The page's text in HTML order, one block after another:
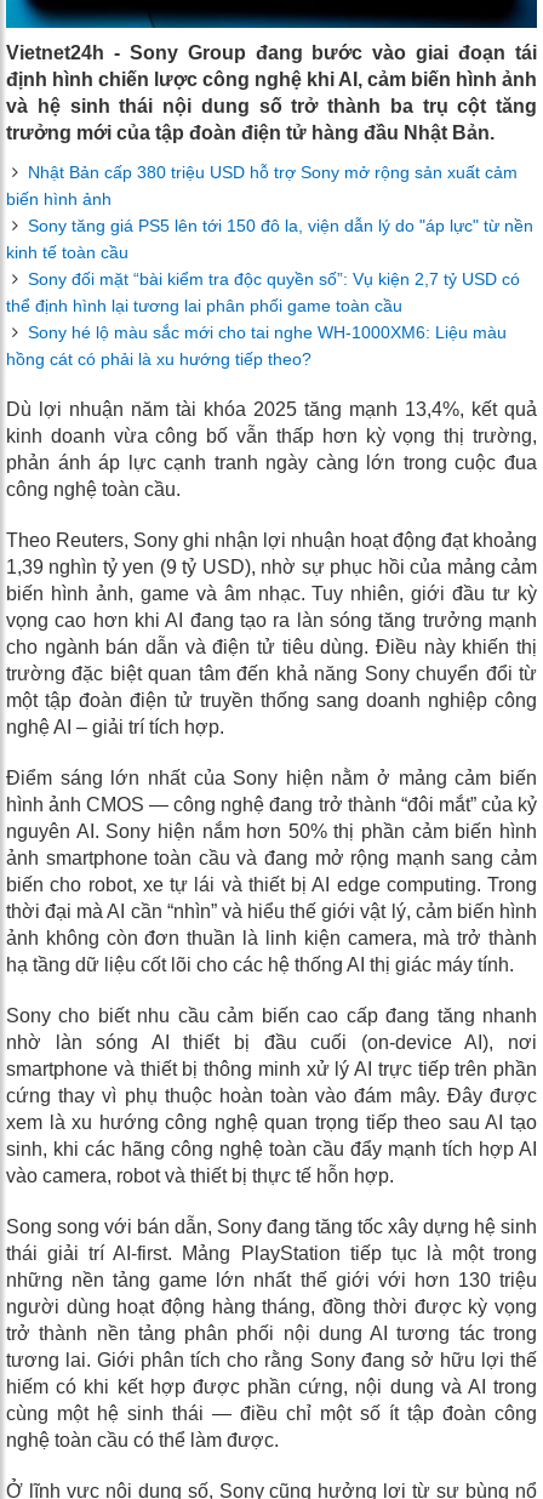
Vietnet24h - Sony Group đang bước vào giai đoạn tái
định hình chiến lược công nghệ khi AI, cảm biến hình ảnh
và hệ sinh thái nội dung số trở thành ba trụ cột tăng
trưởng mới của tập đoàn điện tử hàng đầu Nhật Bản.
Nhật Bản cấp 380 triệu USD hỗ trợ Sony mở rộng sản xuất cảm
biến hình ảnh
Sony tăng giá PS5 lên tới 150 đô la, viện dẫn lý do "áp lực" từ nền
kinh tế toàn cầu
Sony đối mặt “bài kiểm tra độc quyền số”: Vụ kiện 2,7 tỷ USD có
thể định hình lại tương lai phân phối game toàn cầu
Sony hé lộ màu sắc mới cho tai nghe WH-1000XM6: Liệu màu
hồng cát có phải là xu hướng tiếp theo?
Dù lợi nhuận năm tài khóa 2025 tăng mạnh 13,4%, kết quả
kinh doanh vừa công bố vẫn thấp hơn kỳ vọng thị trường,
phản ánh áp lực cạnh tranh ngày càng lớn trong cuộc đua
công nghệ toàn cầu.
Theo Reuters, Sony ghi nhận lợi nhuận hoạt động đạt khoảng
1,39 nghìn tỷ yen (9 tỷ USD), nhờ sự phục hồi của mảng cảm
biến hình ảnh, game và âm nhạc. Tuy nhiên, giới đầu tư kỳ
vọng cao hơn khi AI đang tạo ra làn sóng tăng trưởng mạnh
cho ngành bán dẫn và điện tử tiêu dùng. Điều này khiến thị
trường đặc biệt quan tâm đến khả năng Sony chuyển đổi từ
một tập đoàn điện tử truyền thống sang doanh nghiệp công
nghệ AI – giải trí tích hợp.
Điểm sáng lớn nhất của Sony hiện nằm ở mảng cảm biến
hình ảnh CMOS — công nghệ đang trở thành “đôi mắt” của kỷ
nguyên AI. Sony hiện nắm hơn 50% thị phần cảm biến hình
ảnh smartphone toàn cầu và đang mở rộng mạnh sang cảm
biến cho robot, xe tự lái và thiết bị AI edge computing. Trong
thời đại mà AI cần “nhìn” và hiểu thế giới vật lý, cảm biến hình
ảnh không còn đơn thuần là linh kiện camera, mà trở thành
hạ tầng dữ liệu cốt lõi cho các hệ thống AI thị giác máy tính.
Sony cho biết nhu cầu cảm biến cao cấp đang tăng nhanh
nhờ làn sóng AI thiết bị đầu cuối (on-device AI), nơi
smartphone và thiết bị thông minh xử lý AI trực tiếp trên phần
cứng thay vì phụ thuộc hoàn toàn vào đám mây. Đây được
xem là xu hướng công nghệ quan trọng tiếp theo sau AI tạo
sinh, khi các hãng công nghệ toàn cầu đẩy mạnh tích hợp AI
vào camera, robot và thiết bị thực tế hỗn hợp.
Song song với bán dẫn, Sony đang tăng tốc xây dựng hệ sinh
thái giải trí AI-first. Mảng PlayStation tiếp tục là một trong
những nền tảng game lớn nhất thế giới với hơn 130 triệu
người dùng hoạt động hàng tháng, đồng thời được kỳ vọng
trở thành nền tảng phân phối nội dung AI tương tác trong
tương lai. Giới phân tích cho rằng Sony đang sở hữu lợi thế
hiếm có khi kết hợp được phần cứng, nội dung và AI trong
cùng một hệ sinh thái — điều chỉ một số ít tập đoàn công
nghệ toàn cầu có thể làm được.
Ở lĩnh vực nội dung số, Sony cũng hưởng lợi từ sự bùng nổ